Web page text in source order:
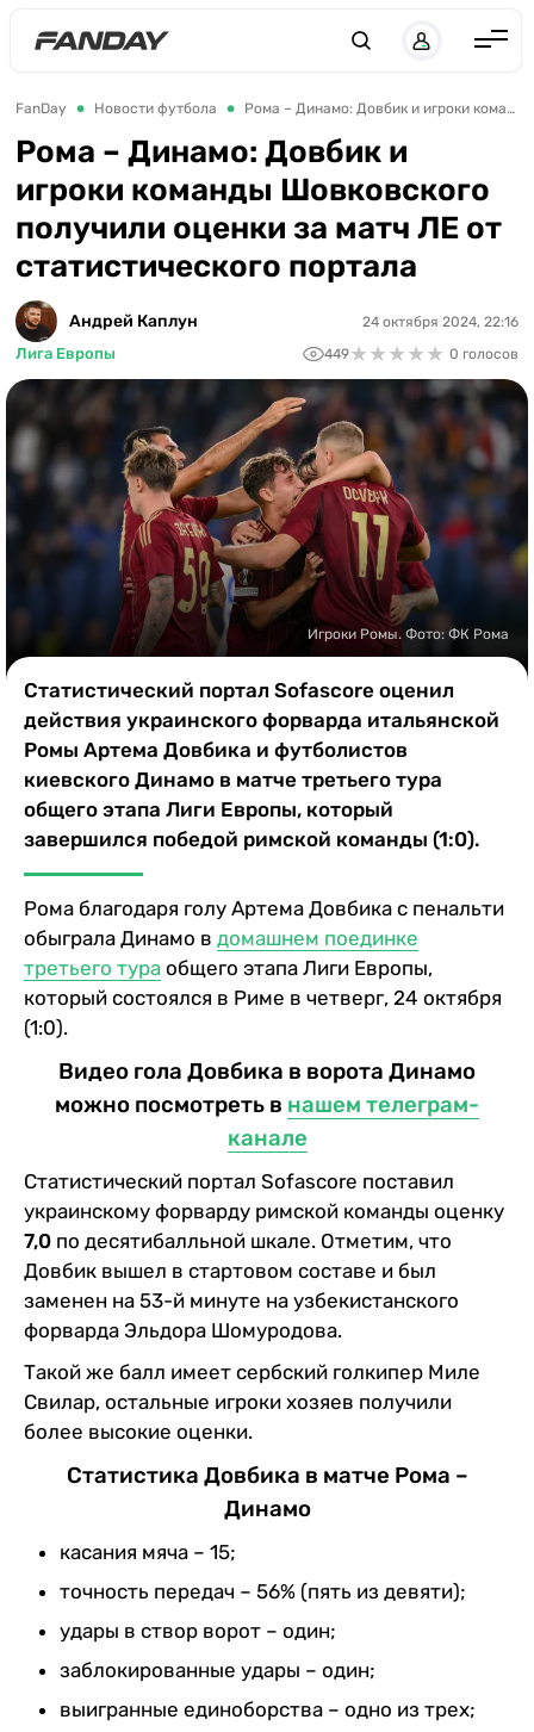
Англия
Испания
Германия
Италия
Франция
Украина
ЛЧ
ЛЕ
ЧЕ-2028
Букмекеры
Казино
FanDay Новости футбола Рома – Динамо: Довбик и игроки команды Шовковского получили оценки за матч ЛЕ от статистического портала
Рома – Динамо: Довбик и
игроки команды Шовковского
получили оценки за матч ЛЕ от
статистического портала
Андрей Каплун
Лига Европы
24 октября 2024, 22:16
449★★★★★
★★★★★ 0 голосов
Игроки Ромы. Фото: ФК Рома
Статистический портал Sofascore оценил
действия украинского форварда итальянской
Ромы Артема Довбика и футболистов
киевского Динамо в матче третьего тура
общего этапа Лиги Европы, который
завершился победой римской команды (1:0).
Рома благодаря голу Артема Довбика с пенальти
обыграла Динамо в домашнем поединке
третьего тура общего этапа Лиги Европы,
который состоялся в Риме в четверг, 24 октября
(1:0).
Видео гола Довбика в ворота Динамо
можно посмотреть в нашем телеграм-
канале
Статистический портал Sofascore поставил
украинскому форварду римской команды оценку
7,0 по десятибалльной шкале. Отметим, что
Довбик вышел в стартовом составе и был
заменен на 53-й минуте на узбекистанского
форварда Эльдора Шомуродова.
Такой же балл имеет сербский голкипер Миле
Свилар, остальные игроки хозяев получили
более высокие оценки.
Статистика Довбика в матче Рома –
Динамо
касания мяча – 15;
точность передач – 56% (пять из девяти);
удары в створ ворот – один;
заблокированные удары – один;
выигранные единоборства – одно из трех;